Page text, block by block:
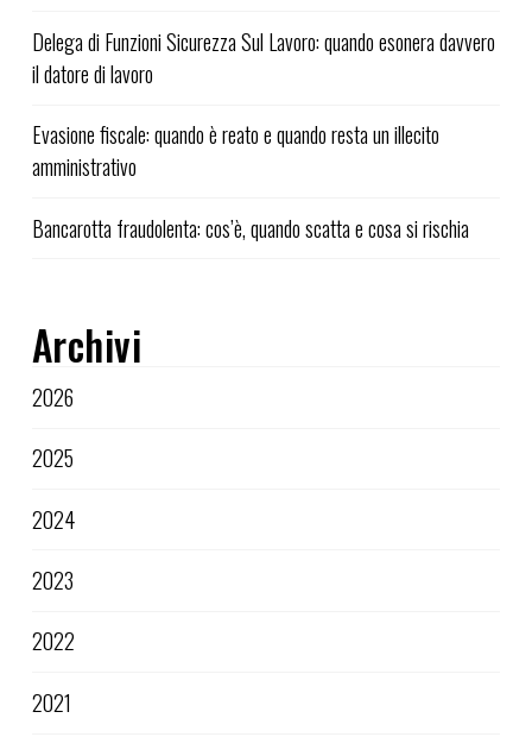
Delega di Funzioni Sicurezza Sul Lavoro: quando esonera davvero
il datore di lavoro
Evasione fiscale: quando è reato e quando resta un illecito
amministrativo
Bancarotta fraudolenta: cos’è, quando scatta e cosa si rischia
Archivi
2026
2025
2024
2023
2022
2021